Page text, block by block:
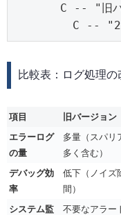
C -- "旧
C --
比較表：ログ処理の
項目 旧バージョン
エラーログ
の量
多量（スパリ
多く含む）
デバッグ効
率
低下（ノイズ
間）
システム監
不要なアラー